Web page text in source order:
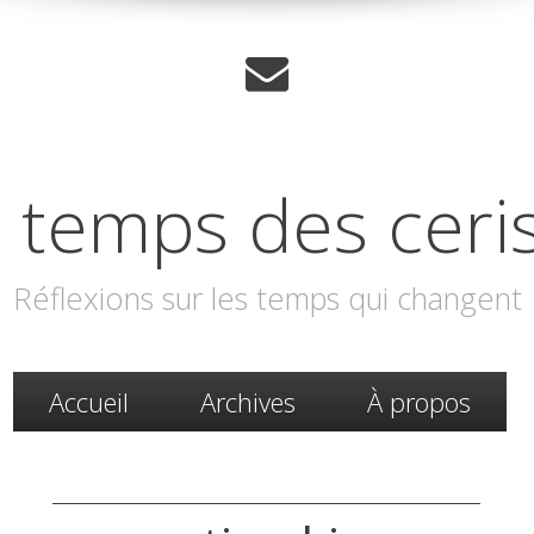
temps des
Réflexions sur les temps qui changent
Accueil Archives À propos